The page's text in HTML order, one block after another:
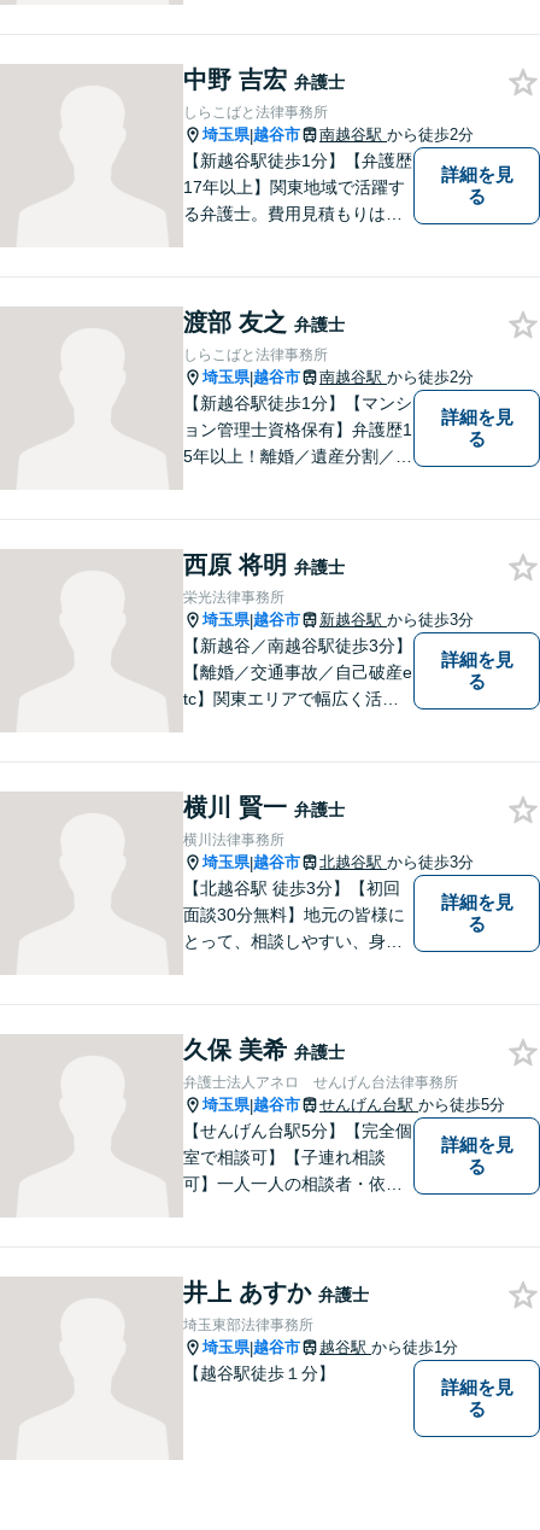
金、 労働、企業法務など、多
岐に渡る分野に精通していま
す。お困りごとはお気軽にご
連絡ください。
中野 吉宏 弁護士
しらこばと法律事務所
埼玉県|越谷市 南越谷駅 から徒歩2分
【新越谷駅徒歩1分】【弁護歴
17年以上】関東地域で活躍す
る弁護士。費用見積もりは無
最短で納得の解決へと導ける
よう尽力いたします。【駐車
場近く】
詳細を見
る
渡部 友之 弁護士
しらこばと法律事務所
埼玉県|越谷市 南越谷駅 から徒歩2分
【新越谷駅徒歩1分】【マンシ
ョン管理士資格保有】弁護歴1
5年以上！離婚／遺産分割／刑
組みます。お困りごとはお気
軽にご相談ください！【法テ
ラス歓迎】
詳細を見
る
西原 将明 弁護士
栄光法律事務所
埼玉県|越谷市 新越谷駅 から徒歩3分
【新越谷／南越谷駅徒歩3分】
【離婚／交通事故／自己破産e
tc】関東エリアで幅広く活躍
リーで安心して相談いただけ
ます。お気軽にご相談くださ
い。
詳細を見
る
横川 賢一 弁護士
横川法律事務所
埼玉県|越谷市 北越谷駅 から徒歩3分
【北越谷駅 徒歩3分】【初回
面談30分無料】地元の皆様に
とって、相談しやすい、身近
してよいのかと迷っている
方、ぜひ一度ご相談くださ
い。
詳細を見
る
久保 美希 弁護士
弁護士法人アネロ せんげん台法律事務所
埼玉県|越谷市 せんげん台駅 から徒歩5分
【せんげん台駅5分】【完全個
室で相談可】【子連れ相談
可】一人一人の相談者・依頼
適切かつ速やかに解決いたし
ます。 お気軽にご相談くださ
い。
詳細を見
る
井上 あすか 弁護士
埼玉東部法律事務所
埼玉県|越谷市 越谷駅 から徒歩1分
【越谷駅徒歩１分】
詳細を見
る